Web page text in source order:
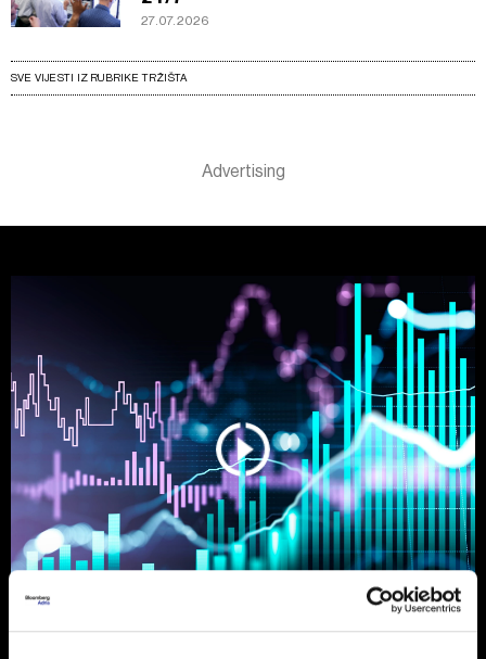
27.07.2026
SVE VIJESTI IZ RUBRIKE TRŽIŠTA